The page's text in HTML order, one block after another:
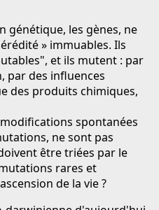
génétique, les gènes, ne
» immuables. Ils
et ils mutent : par
par des influences
des produits chimiques,
spontanées
ne sont pas
être triées par le
rares et
de la vie ?